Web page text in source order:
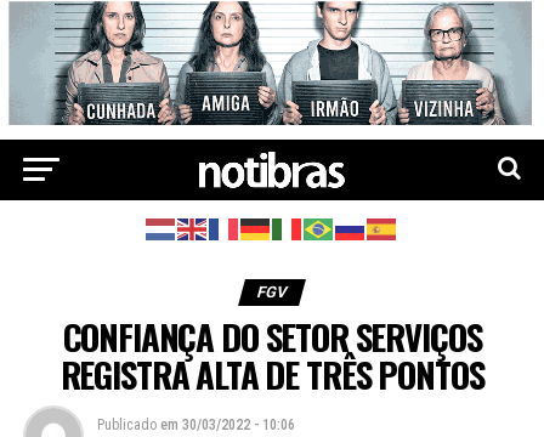
FGV
CONFIANÇA DO SETOR SERVIÇOS
REGISTRA ALTA DE TRÊS PONTOS
Publicado em 30/03/2022 - 10:06